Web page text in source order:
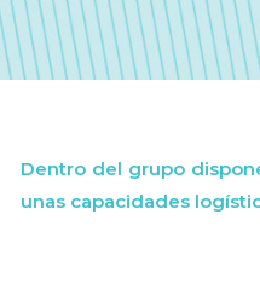
Dentro del grupo
unas capacidades